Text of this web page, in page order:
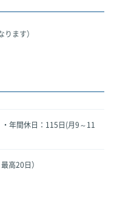
ります）
年間休日：115日(月9～11
高20日）